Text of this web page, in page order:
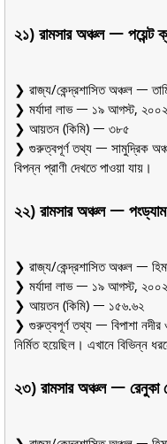
২১) রামসার অঞ্চল ᅳ পয়েন্ট
❯ রাজ্য/কেন্দ্রশাসিত অঞ্চল ᅳ
❯ মর্যাদা লাভ ᅳ ১৯ আগস্ট, ২০০২
❯ আয়তন (কিমি) ᅳ ৩৮৫
❯ গুরুত্বপূর্ণ তথ্য ᅳ সামুদ্রিক
বিপন্ন প্রাণী দেখতে পাওয়া যায়।
২২) রামসার অঞ্চল ᅳ
❯ রাজ্য/কেন্দ্রশাসিত অঞ্চল ᅳ
❯ মর্যাদা লাভ ᅳ ১৯ আগস্ট, ২০০২
❯ আয়তন (কিমি) ᅳ ১৫৬.৬২
❯ গুরুত্বপূর্ণ তথ্য ᅳ বিপাশা নদীর
নির্মিত হয়েছিল। এখানে বিভিন্ন
২৩) রামসার অঞ্চল ᅳ রেনুকা